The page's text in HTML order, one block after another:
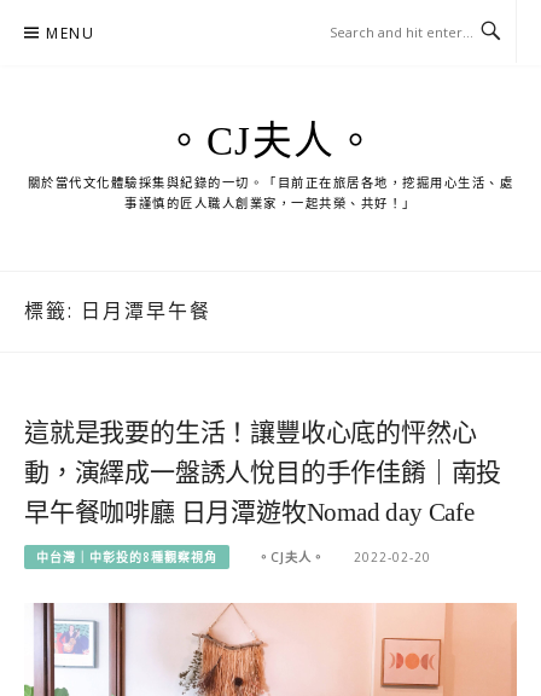
MENU
。CJ夫人。
關於當代文化體驗採集與紀錄的一切。「目前正在旅居各地，挖掘用心生活、處
事謹慎的匠人職人創業家，一起共榮、共好！」
標籤: 日月潭早午餐
這就是我要的生活！讓豐收心底的怦然心
動，演繹成一盤誘人悅目的手作佳餚｜南投
早午餐咖啡廳 日月潭遊牧Nomad day Cafe
中台灣｜中彰投的8種觀察視角 。CJ夫人。 2022-02-20